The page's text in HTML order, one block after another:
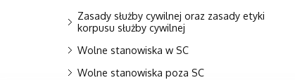
Zasady służby cywilnej oraz zasady etyki
korpusu służby cywilnej
Wolne stanowiska w SC
Wolne stanowiska poza SC